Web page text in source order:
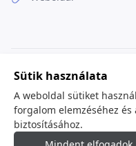
Sütik használata
A weboldal sütiket
forgalom elemzéséhez
biztosításához.